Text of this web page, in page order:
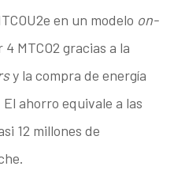
en un modelo on-
MTCO2 gracias a la
y la compra de energía
ahorro equivale a las
12 millones de